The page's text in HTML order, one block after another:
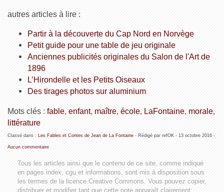
autres articles à lire :
Partir à la découverte du Cap Nord en Norvège
Petit guide pour une table de jeu originale
Anciennes publicités originales du Salon de l'Art de
1896
L’Hirondelle et les Petits Oiseaux
Des tirages photos sur aluminium
Mots clés : fable, enfant, maître, école, LaFontaine, morale,
littérature
Classé dans : Les Fables et Contes de Jean de La Fontaine- Rédigé par refOK - 13 octobre 2016-
Aucun commentaire
Tous les articles ainsi que le contenu de ce site, comme indiqué
en pages index, cgu et informations, sont mis à disposition sous
les termes de la licence Creative Commons . Vous pouvez copier,
distribuer et modifier tant que cette note apparaît clairement: